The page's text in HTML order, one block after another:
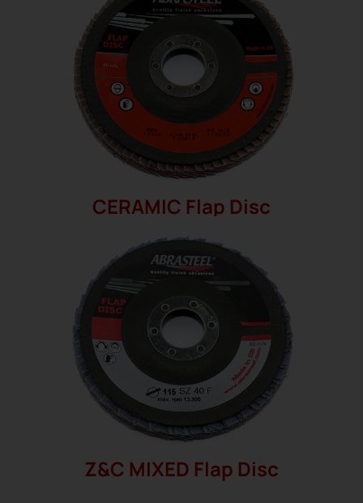
CERAMIC Flap Disc
Z&C MIXED Flap Disc